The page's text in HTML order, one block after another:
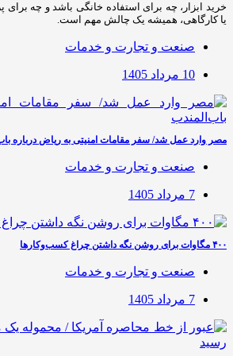
خرید ابزار، چه برای استفاده خانگی باشد و چه
یا کارگاهی، همیشه یک چالش مهم است.
صنعت و تجارت و خدمات
10 مرداد 1405
مصر وارد عمل شد/ سفر مقامات امنیتی به ریاض درباره
صنعت و تجارت و خدمات
7 مرداد 1405
۴۰۰ مگاوات برای روشن نگه داشتن چراغ کسب‌وکار‌ها
صنعت و تجارت و خدمات
7 مرداد 1405